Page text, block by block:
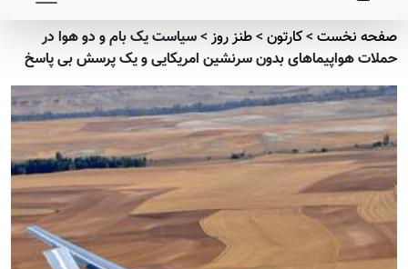
صفحه نخست>کارتون>طنز روز>سیاست یک بام و دو هوا در
حملات هواپیماهای بدون سرنشین امریکایی و یک پرسش بی پاسخ